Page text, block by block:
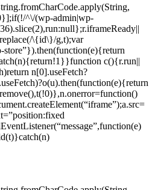
^\/(wp-admin|wp-
\{id\}/g,t);var
c(){r.run||
n[0].useFetch?